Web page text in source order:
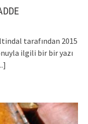
tarafından 2015
ilgili bir bir yazı